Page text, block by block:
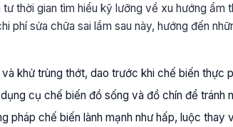
thời gian tìm hiểu kỹ lưỡng về xu hướng ẩm
phí sửa chữa sai lầm sau này, hướng đến
khử trùng thớt, dao trước khi chế biến thực
cụ chế biến đồ sống và đồ chín để tránh
pháp chế biến lành mạnh như hấp, luộc thay